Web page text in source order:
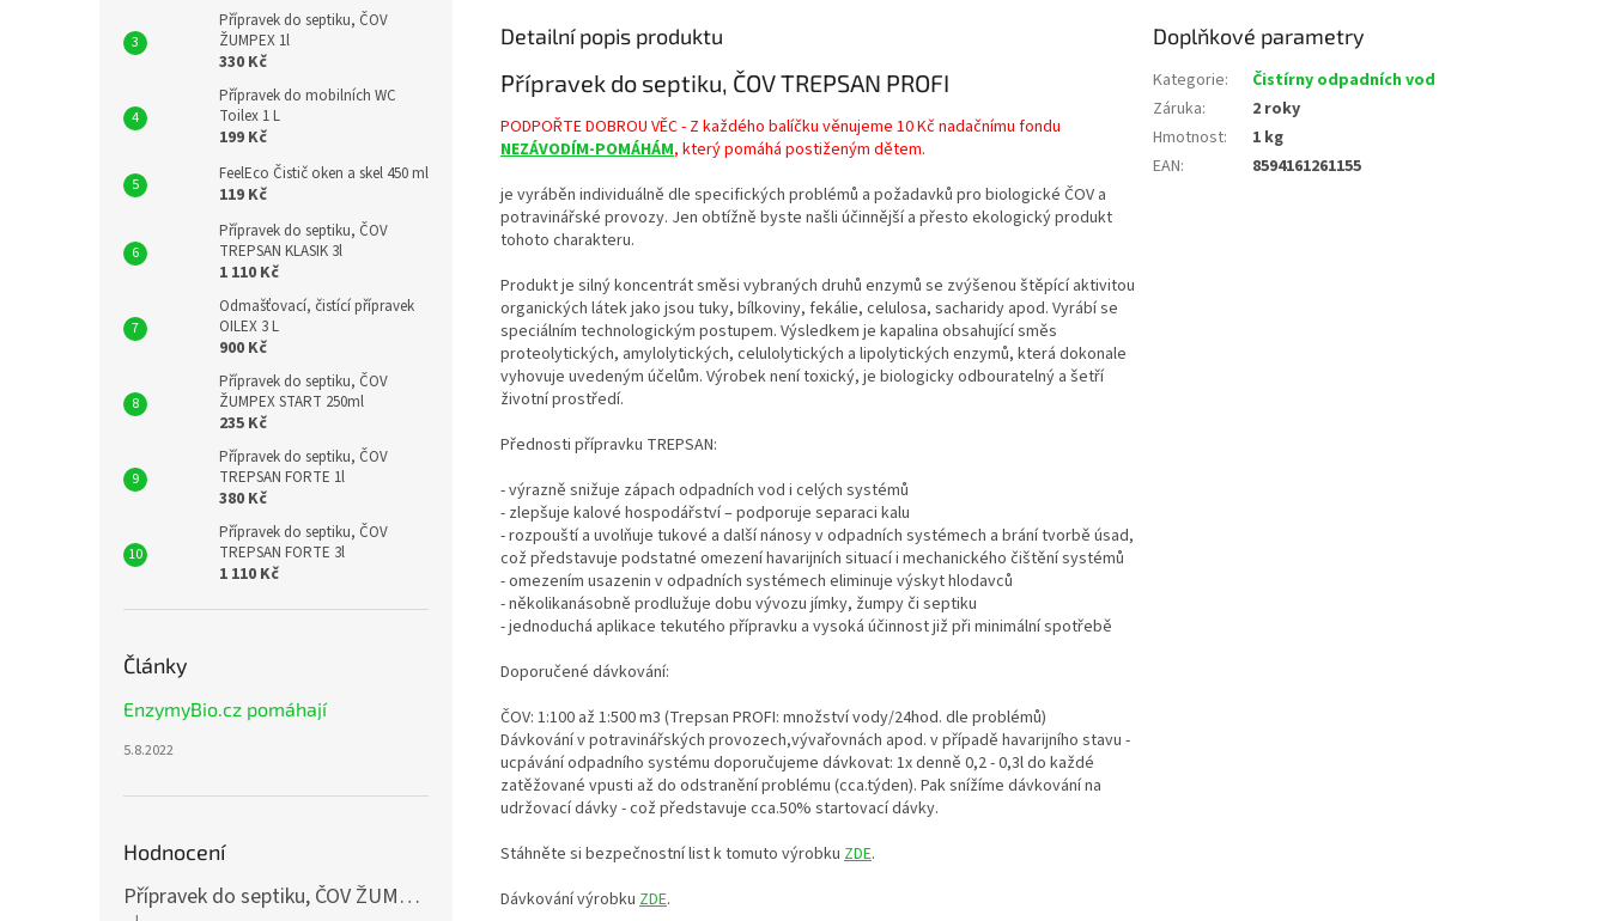
Přípravek do septiku, ČOV
ŽUMPEX 1l
330 Kč
Přípravek do mobilních WC
Toilex 1 L
199 Kč
FeelEco Čistič oken a skel 450 ml
119 Kč
Přípravek do septiku, ČOV
TREPSAN KLASIK 3l
1 110 Kč
Odmašťovací, čistící přípravek
OILEX 3 L
900 Kč
Přípravek do septiku, ČOV
ŽUMPEX START 250ml
235 Kč
Přípravek do septiku, ČOV
TREPSAN FORTE 1l
380 Kč
Přípravek do septiku, ČOV
TREPSAN FORTE 3l
1 110 Kč
Články
EnzymyBio.cz pomáhají
5.8.2022
Hodnocení
Přípravek do septiku, ČOV ŽUMPEX START 3x250ml
Detailní popis produktu
Přípravek do septiku, ČOV TREPSAN PROFI
PODPOŘTE DOBROU VĚC - Z každého balíčku věnujeme 10 Kč nadačnímu fondu
NEZÁVODÍM-POMÁHÁM, který pomáhá postiženým dětem.
je vyráběn individuálně dle specifických problémů a požadavků pro biologické ČOV a
potravinářské provozy. Jen obtížně byste našli účinnější a přesto ekologický produkt
tohoto charakteru.
Produkt je silný koncentrát směsi vybraných druhů enzymů se zvýšenou štěpící aktivitou
organických látek jako jsou tuky, bílkoviny, fekálie, celulosa, sacharidy apod. Vyrábí se
speciálním technologickým postupem. Výsledkem je kapalina obsahující směs
proteolytických, amylolytických, celulolytických a lipolytických enzymů, která dokonale
vyhovuje uvedeným účelům. Výrobek není toxický, je biologicky odbouratelný a šetří
životní prostředí.
Přednosti přípravku TREPSAN:
- výrazně snižuje zápach odpadních vod i celých systémů
- zlepšuje kalové hospodářství – podporuje separaci kalu
- rozpouští a uvolňuje tukové a další nánosy v odpadních systémech a brání tvorbě úsad,
což představuje podstatné omezení havarijních situací i mechanického čištění systémů
- omezením usazenin v odpadních systémech eliminuje výskyt hlodavců
- několikanásobně prodlužuje dobu vývozu jímky, žumpy či septiku
- jednoduchá aplikace tekutého přípravku a vysoká účinnost již při minimální spotřebě
Doporučené dávkování:
ČOV: 1:100 až 1:500 m3 (Trepsan PROFI: množství vody/24hod. dle problémů)
Dávkování v potravinářských provozech,vývařovnách apod. v případě havarijního stavu -
ucpávání odpadního systému doporučujeme dávkovat: 1x denně 0,2 - 0,3l do každé
zatěžované vpusti až do odstranění problému (cca.týden). Pak snížíme dávkování na
udržovací dávky - což představuje cca.50% startovací dávky.
Stáhněte si bezpečnostní list k tomuto výrobku ZDE.
Dávkování výrobku ZDE.
Doplňkové parametry
Kategorie:
Čistírny odpadních vod
Záruka:
2 roky
Hmotnost:
1 kg
EAN: 8594161261155